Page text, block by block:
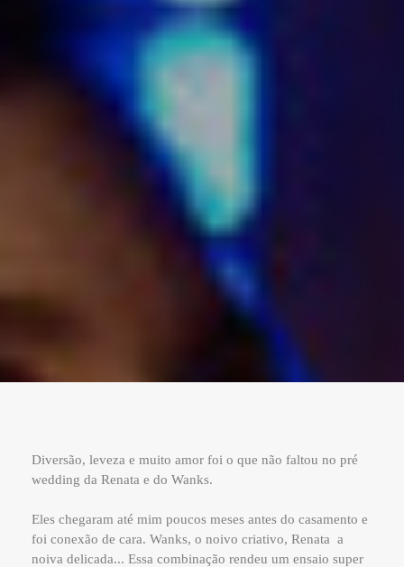
Diversão, leveza e muito amor foi o que não faltou no pré
wedding da Renata e do Wanks.
Eles chegaram até mim poucos meses antes do casamento e
foi conexão de cara. Wanks, o noivo criativo, Renata a
noiva delicada... Essa combinação rendeu um ensaio super